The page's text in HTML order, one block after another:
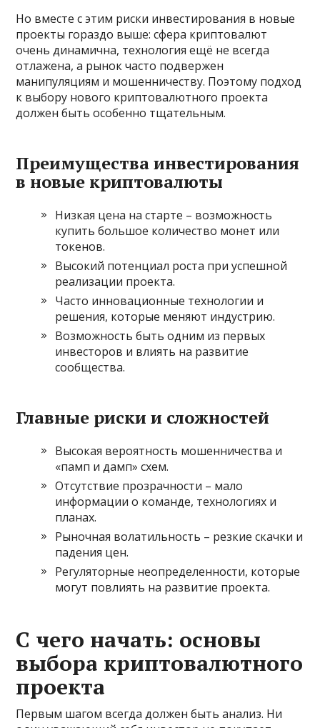
Но вместе с этим риски инвестирования в новые
проекты гораздо выше: сфера криптовалют
очень динамична, технология ещё не всегда
отлажена, а рынок часто подвержен
манипуляциям и мошенничеству. Поэтому подход
к выбору нового криптовалютного проекта
должен быть особенно тщательным.
Преимущества инвестирования
в новые криптовалюты
Низкая цена на старте – возможность
купить большое количество монет или
токенов.
Высокий потенциал роста при успешной
реализации проекта.
Часто инновационные технологии и
решения, которые меняют индустрию.
Возможность быть одним из первых
инвесторов и влиять на развитие
сообщества.
Главные риски и сложностей
Высокая вероятность мошенничества и
«памп и дамп» схем.
Отсутствие прозрачности – мало
информации о команде, технологиях и
планах.
Рыночная волатильность – резкие скачки и
падения цен.
Регуляторные неопределенности, которые
могут повлиять на развитие проекта.
С чего начать: основы
выбора криптовалютного
проекта
Первым шагом всегда должен быть анализ. Ни